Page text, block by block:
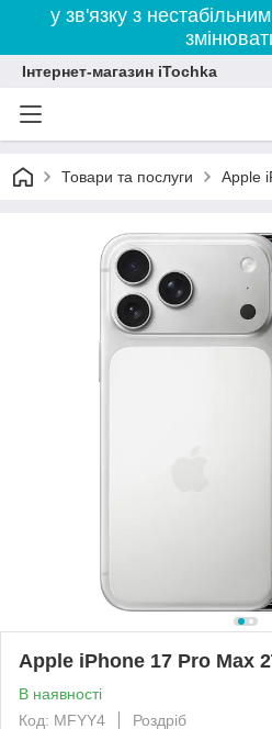
у зв'язку з
Інтернет-магазин iTochka
Товари та послуги Apple
Apple iPhone 17 Pro Max
В наявності
Код: MFYY4
Роздріб